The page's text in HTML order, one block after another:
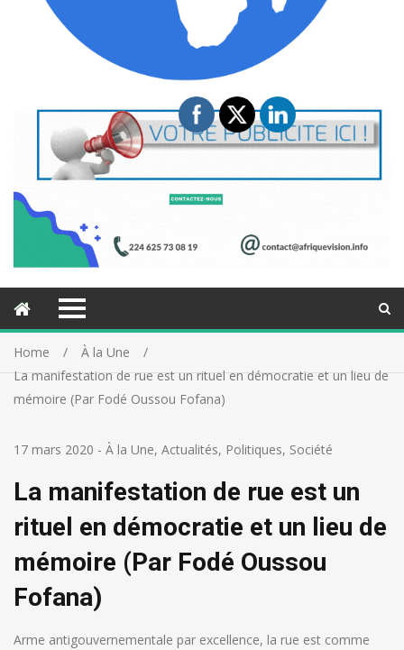
Home
À la Une
La manifestation de rue est un rituel en démocratie et un lieu de
mémoire (Par Fodé Oussou Fofana)
17 mars 2020 - À la Une, Actualités, Politiques, Société
La manifestation de rue est un
rituel en démocratie et un lieu de
mémoire (Par Fodé Oussou
Fofana)
Arme antigouvernementale par excellence, la rue est comme